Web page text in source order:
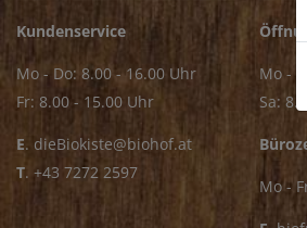
Kundenservice
Mo - Do: 8.00 - 16.00 Uhr
Fr: 8.00 - 15.00 Uhr
E. dieBiokiste@biohof.at
T. +43 7272 2597
Mo -
Sa:
Mo -